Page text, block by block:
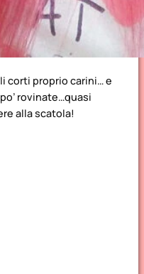
corti proprio carini… e
rovinate…quasi
alla scatola!